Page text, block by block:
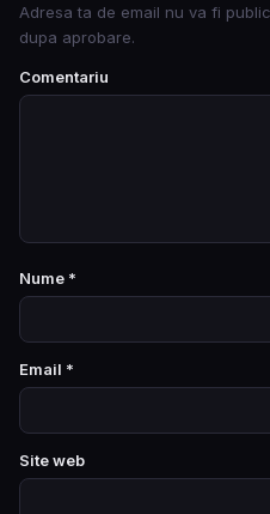
Adresa ta de email nu va fi
dupa aprobare.
Comentariu
Nume *
Email *
Site web